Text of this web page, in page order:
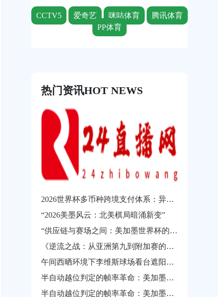
CCTV5 爱奇艺 咪咕体育
腾讯体育
PP体育
热门资讯HOT NEWS
2026世界杯多币种跨境支付体系：异构结算系统的互操作瓶颈与协同发展路径
“2026美墨风云：北美棋局暗涌新变”
“供应链与赛场之间：美加墨世界杯的物流通关瓶颈”
《逆流之战：从亚洲第九到附加赛的涅槃之路》
午间西晒环境下李维斯球场看台遮阳性能实测与观赛热舒适影响分析
半自动越位判定的帧率革命：美加墨世界杯背后的实时影像解析技术
半自动越位判定的帧率革命：美加墨世界杯背后的实时影像解析技术